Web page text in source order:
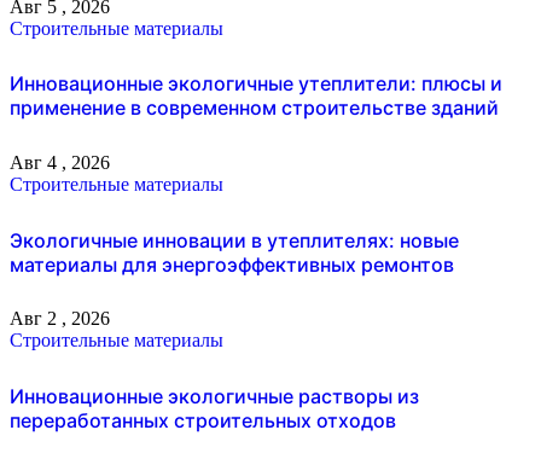
Авг 5 , 2026
Строительные материалы
Инновационные экологичные утеплители: плюсы и
применение в современном строительстве зданий
Авг 4 , 2026
Строительные материалы
Экологичные инновации в утеплителях: новые
материалы для энергоэффективных ремонтов
Авг 2 , 2026
Строительные материалы
Инновационные экологичные растворы из
переработанных строительных отходов